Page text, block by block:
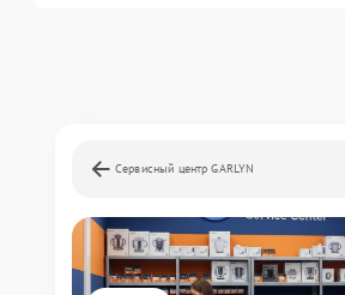
Сервисный центр GARLYN